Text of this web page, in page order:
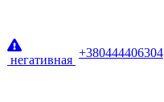
негативная
+380444406304